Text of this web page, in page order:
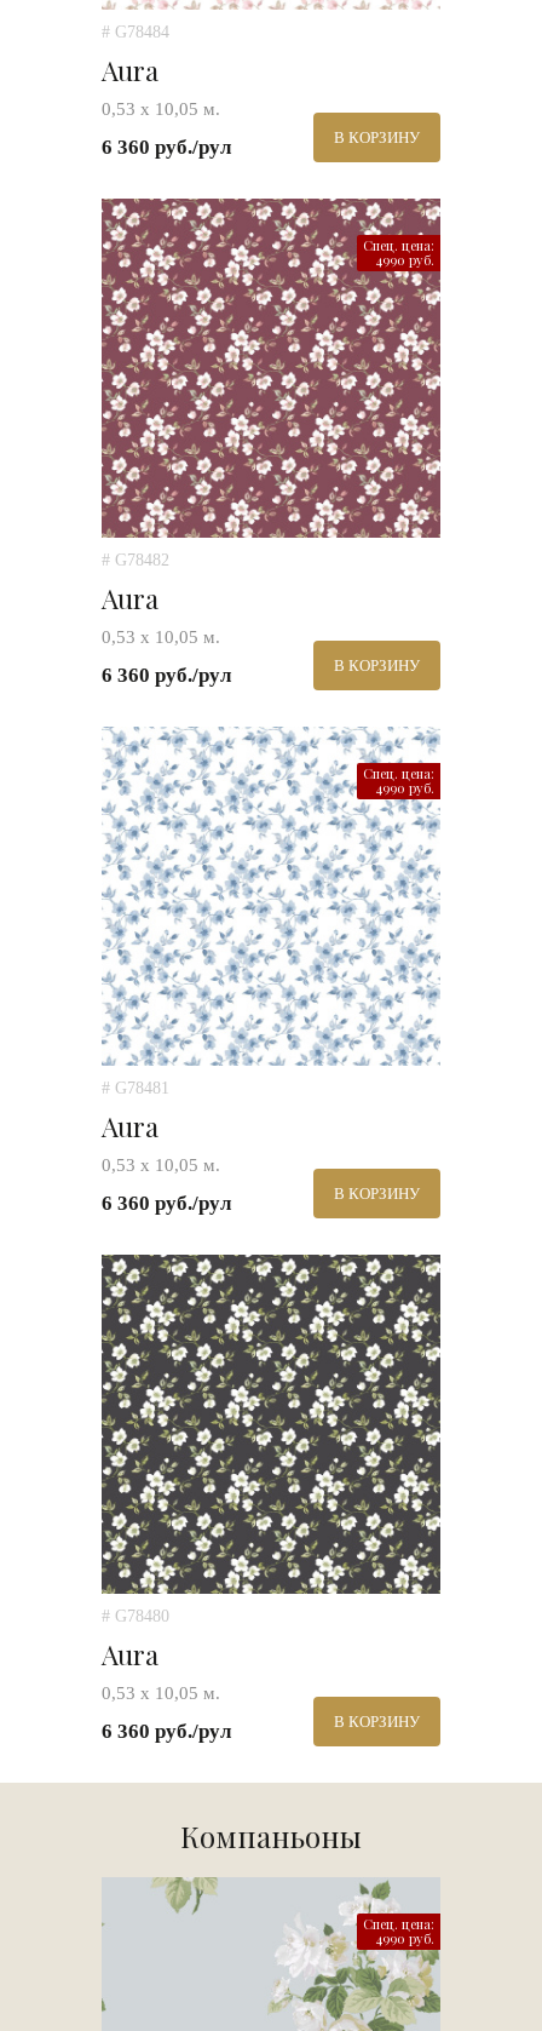
# G78484
Aura
0,53 х 10,05 м.
6 360 руб./рул В КОРЗИНУ
Спец. цена:
4990 руб.
# G78482
Aura
0,53 х 10,05 м.
6 360 руб./рул В КОРЗИНУ
Спец. цена:
4990 руб.
# G78481
Aura
0,53 х 10,05 м.
6 360 руб./рул В КОРЗИНУ
# G78480
Aura
0,53 х 10,05 м.
6 360 руб./рул В КОРЗИНУ
Компаньоны
Спец. цена:
4990 руб.